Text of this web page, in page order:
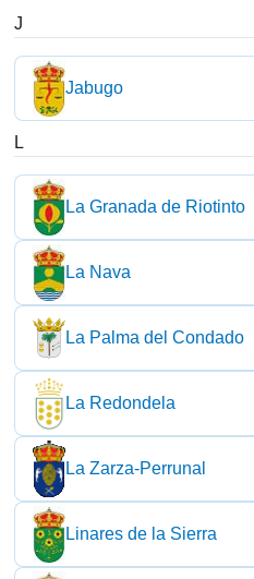
J
Jabugo
L
La Granada de Riotinto
La Nava
La Palma del Condado
La Redondela
La Zarza-Perrunal
Linares de la Sierra